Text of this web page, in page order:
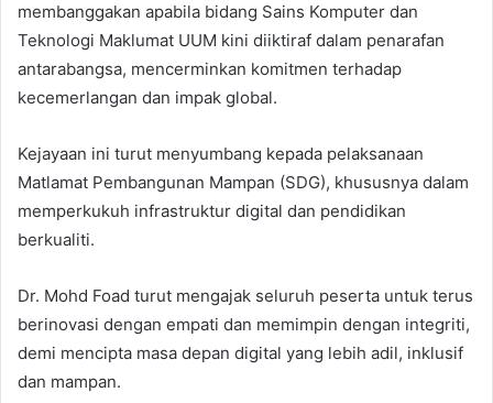
membanggakan apabila bidang Sains Komputer dan
Teknologi Maklumat UUM kini diiktiraf dalam penarafan
antarabangsa, mencerminkan komitmen terhadap
kecemerlangan dan impak global.
Kejayaan ini turut menyumbang kepada pelaksanaan
Matlamat Pembangunan Mampan (SDG), khususnya dalam
memperkukuh infrastruktur digital dan pendidikan
berkualiti.
Dr. Mohd Foad turut mengajak seluruh peserta untuk terus
berinovasi dengan empati dan memimpin dengan integriti,
demi mencipta masa depan digital yang lebih adil, inklusif
dan mampan.